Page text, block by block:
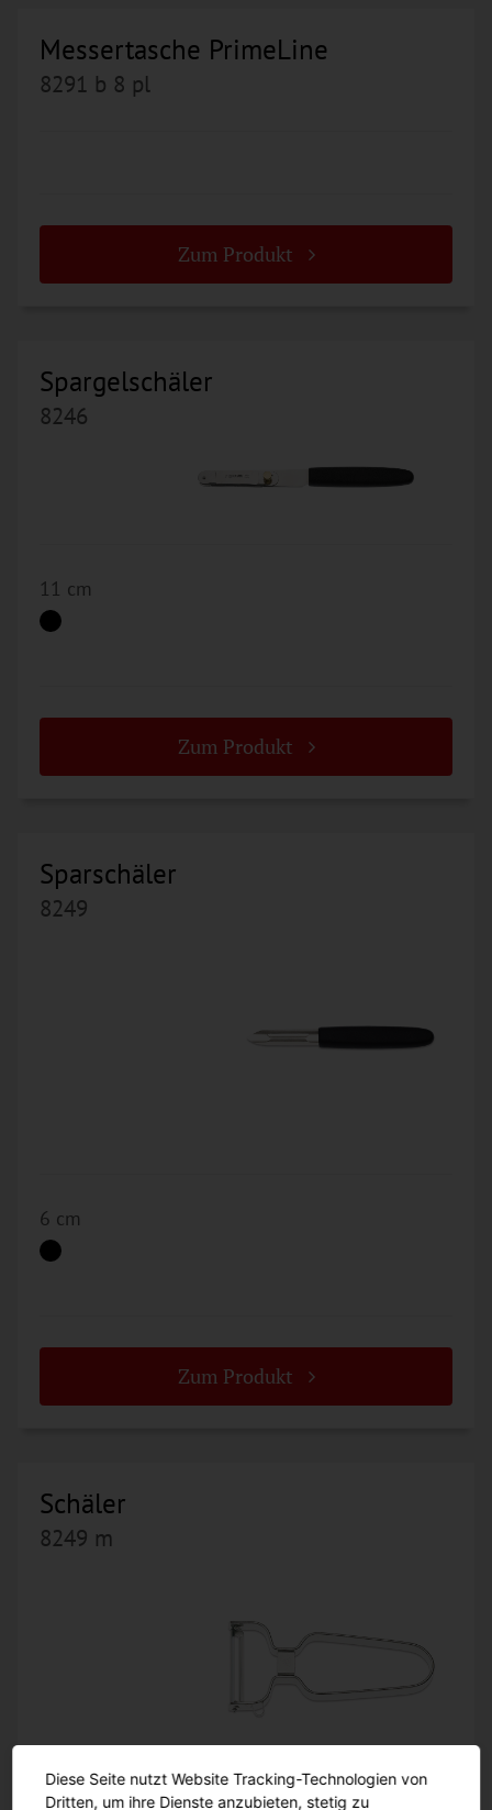
Messertasche PrimeLine
8291 b 8 pl
Zum Produkt
Spargelschäler
8246
11 cm
Zum Produkt
Sparschäler
8249
6 cm
Zum Produkt
Schäler
8249 m
Diese Seite nutzt Website Tracking-Technologien von
Dritten, um ihre Dienste anzubieten, stetig zu